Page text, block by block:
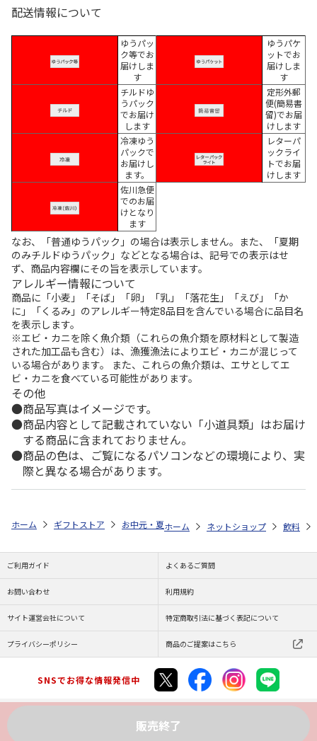
配送情報について
ゆうパッ
ク等でお
届けしま
す
ゆうパケ
ットでお
届けしま
す
チルドゆ
うパック
でお届け
します
定形外郵
便(簡易書
留)でお届
けします
冷凍ゆう
パックで
お届けし
ます。
レターパ
ックライ
トでお届
けします
佐川急便
でのお届
けとなり
ます
なお、「普通ゆうパック」の場合は表示しません。また、「夏期
のみチルドゆうパック」などとなる場合は、記号での表示はせ
ず、商品内容欄にその旨を表示しています。
アレルギー情報について
商品に「小麦」「そば」「卵」「乳」「落花生」「えび」「か
に」「くるみ」のアレルギー特定8品目を含んでいる場合に品目名
を表示します。
※エビ・カニを除く魚介類（これらの魚介類を原材料として製造
された加工品も含む）は、漁獲漁法によりエビ・カニが混じって
いる場合があります。 また、これらの魚介類は、エサとしてエ
ビ・カニを食べている可能性があります。
その他
商品写真はイメージです。
商品内容として記載されていない「小道具類」はお届け
する商品に含まれておりません。
商品の色は、ご覧になるパソコンなどの環境により、実
際と異なる場合があります。
販売終了
ホーム ギフトストア お中元・夏ギフト特集 2026 ゆうゆうギフト
ホーム ネットショップ 飲料
ご利用ガイド よくあるご質問
お問い合わせ 利用規約
サイト運営会社について 特定商取引法に基づく表記について
プライバシーポリシー 商品のご提案はこちら
SNSでお得な情報発信中